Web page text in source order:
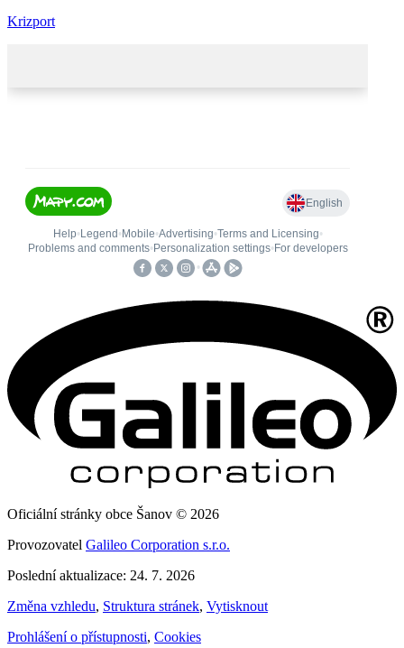
Krizport
Oficiální stránky obce Šanov © 2026
Provozovatel Galileo Corporation s.r.o.
Poslední aktualizace: 24. 7. 2026
Změna vzhledu, Struktura stránek, Vytisknout
Prohlášení o přístupnosti, Cookies